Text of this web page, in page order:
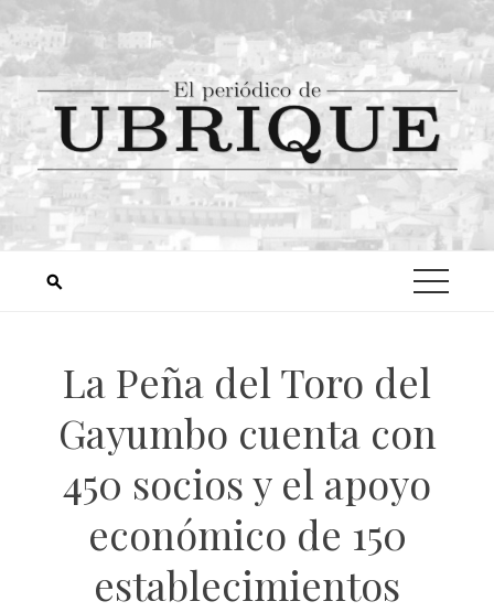
La Peña del Toro del
Gayumbo cuenta con
450 socios y el apoyo
económico de 150
establecimientos